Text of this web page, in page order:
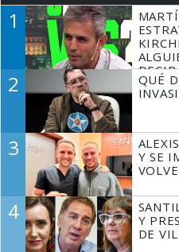
1
TIENE
2
QUÉ
3
Y SE
4
Y
DE